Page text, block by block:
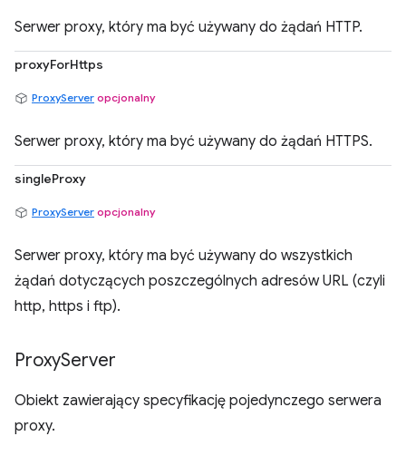
Serwer proxy, który ma być używany do żądań HTTP.
proxyForHttps
ProxyServer opcjonalny
Serwer proxy, który ma być używany do żądań HTTPS.
singleProxy
ProxyServer opcjonalny
Serwer proxy, który ma być używany do wszystkich
żądań dotyczących poszczególnych adresów URL (czyli
http, https i ftp).
ProxyServer
Obiekt zawierający specyfikację pojedynczego serwera
proxy.